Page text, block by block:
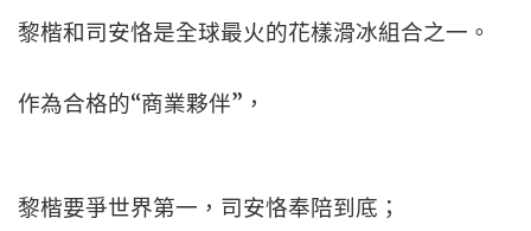
黎楷和司安恪是全球最火的花樣滑冰組合之一。
作為合格的“商業夥伴”，
黎楷要爭世界第一，司安恪奉陪到底；